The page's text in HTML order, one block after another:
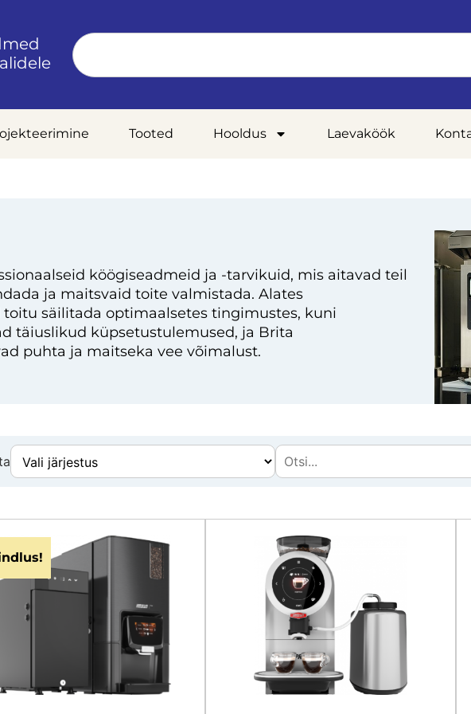
Tooted Hooldus Laevaköök
köögiseadmeid ja -tarvikuid, mis aitavad teil
ja maitsvaid toite valmistada. Alates
säilitada optimaalsetes tingimustes, kuni
täiuslikud küpsetustulemused, ja Brita
puhta ja maitseka vee võimalust.